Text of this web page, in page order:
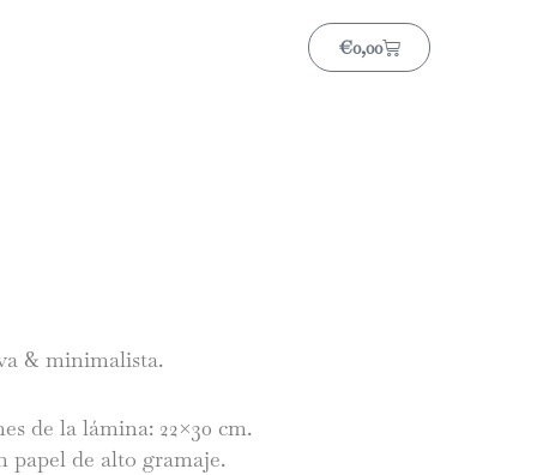
€0,00Carrito
& minimalista.
de la lámina: 22×30 cm.
papel de alto gramaje.